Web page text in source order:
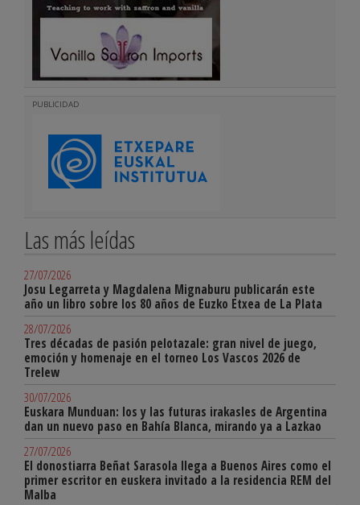
PUBLICIDAD
Las más leídas
27/07/2026
Josu Legarreta y Magdalena Mignaburu publicarán este
año un libro sobre los 80 años de Euzko Etxea de La Plata
28/07/2026
Tres décadas de pasión pelotazale: gran nivel de juego,
emoción y homenaje en el torneo Los Vascos 2026 de
Trelew
30/07/2026
Euskara Munduan: los y las futuras irakasles de Argentina
dan un nuevo paso en Bahía Blanca, mirando ya a Lazkao
27/07/2026
El donostiarra Beñat Sarasola llega a Buenos Aires como el
primer escritor en euskera invitado a la residencia REM del
Malba